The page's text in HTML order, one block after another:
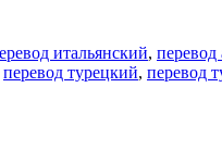
итальянский, перевод
перевод турецкий, перевод